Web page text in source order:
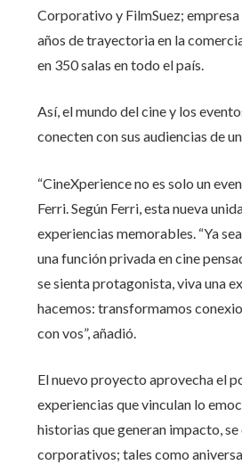
Corporativo y FilmSuez;
años de trayectoria en la
en 350 salas en todo el país.
Así, el mundo del cine y los
conecten con sus audiencias de
“CineXperience no es solo un
Ferri. Según Ferri, esta nueva
experiencias memorables. “Ya
una función privada en cine
se sienta protagonista, viva una
hacemos: transformamos
con vos”, añadió.
El nuevo proyecto aprovecha el
experiencias que vinculan lo
historias que generan impacto,
corporativos; tales como